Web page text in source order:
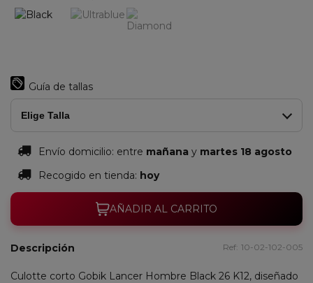
Guía de tallas
Elige Talla
Envío domicilio: entre mañana y martes 18 agosto
Recogido en tienda: hoy
AÑADIR AL CARRITO
Descripción Ref: 10-02-102-005
Culotte corto Gobik Lancer Hombre Black 26 K12, diseñado